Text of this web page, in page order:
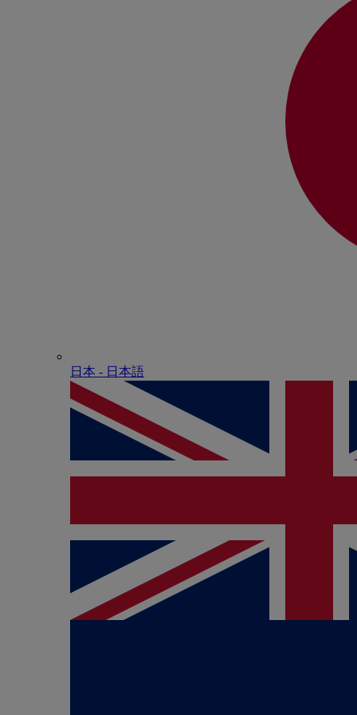
日本 - ⽇本語